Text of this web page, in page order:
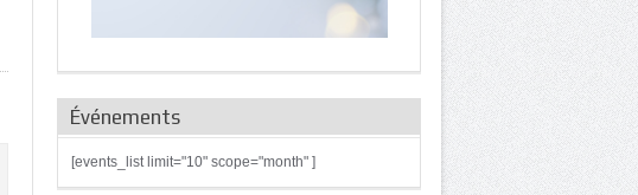
Événements
[events_list limit="10" scope="month" ]